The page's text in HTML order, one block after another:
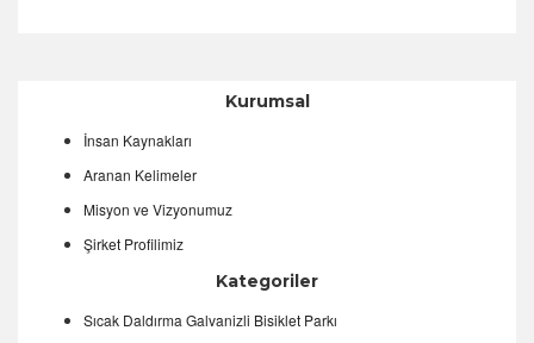
Kurumsal
İnsan Kaynakları
Aranan Kelimeler
Misyon ve Vizyonumuz
Şirket Profilimiz
Kategoriler
Sıcak Daldırma Galvanizli Bisiklet Parkı